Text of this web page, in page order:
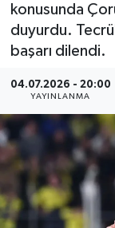
konusunda
duyurdu.
başarı dilendi.
04.07.2026 - 20:00
YAYINLANMA
RESMİ
Haber